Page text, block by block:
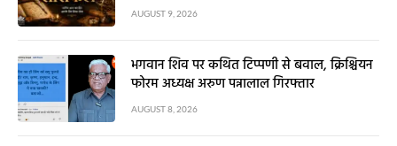
AUGUST 9, 2026
भगवान शिव पर कथित टिप्पणी से बवाल, क्रिश्चियन
फोरम अध्यक्ष अरुण पन्नालाल गिरफ्तार
AUGUST 8, 2026